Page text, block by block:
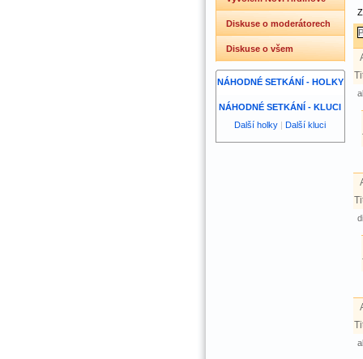
Diskuse o moderátorech
Diskuse o všem
NÁHODNÉ SETKÁNÍ - HOLKY
NÁHODNÉ SETKÁNÍ - KLUCI
Další holky | Další kluci